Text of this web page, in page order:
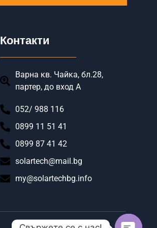
Контакти
Варна кв. Чайка, бл.28,
партер, до вход А
052/ 988 116
0899 11 51 41
0899 87 41 42
solartech@mail.bg
my@solartechbg.info